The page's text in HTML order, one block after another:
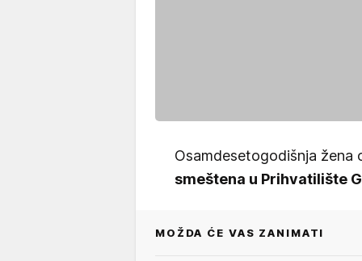
Osamdesetogodišnja
smeštena u Prihvatilište
MOŽDA ĆE VAS ZANIMATI